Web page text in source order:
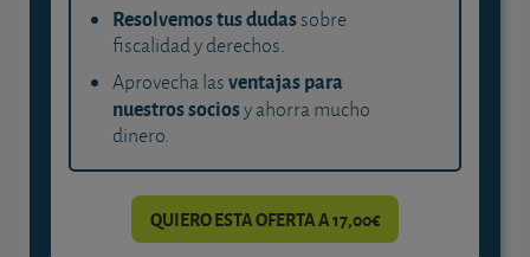
Resolvemos tus dudassobre
fiscalidad y derechos.
Aprovecha lasventajas para
nuestros sociosy ahorra mucho
dinero.
QUIERO ESTA OFERTA A 17,00€